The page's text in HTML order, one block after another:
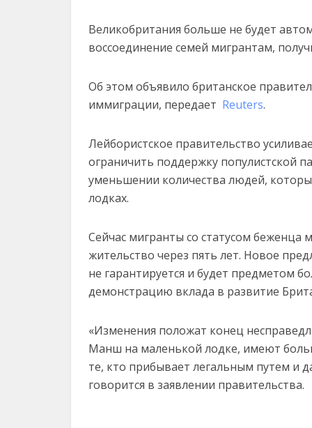
Великобритания больше не будет
воссоединение семей мигрантам,
Об этом объявило британское
иммиграции, передает Reuters.
Лейбористское правительство
ограничить поддержку популистской
уменьшении количества людей,
лодках.
Сейчас мигранты со статусом беженца
жительство через пять лет. Новое
не гарантируется и будет предметом
демонстрацию вклада в развитие
«Изменения положат конец
Манш на маленькой лодке, имеют
те, кто прибывает легальным путем и
говорится в заявлении правительства.